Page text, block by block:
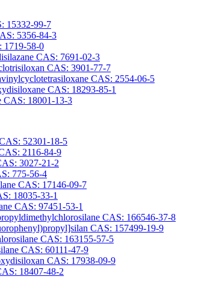
15332-99-7
5356-84-3
1719-58-0
CAS: 7691-02-3
CAS: 3901-77-7
CAS: 2554-06-5
CAS: 18293-85-1
CAS: 18001-13-3
52301-18-5
2116-84-9
3027-21-2
775-56-4
CAS: 17146-09-7
18035-33-1
CAS: 97451-53-1
CAS: 166546-37-8
CAS: 157499-19-9
CAS: 163155-57-5
CAS: 60111-47-9
CAS: 17938-09-9
18407-48-2